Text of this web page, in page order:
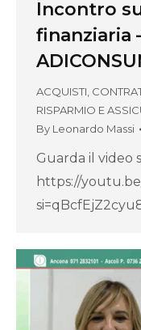
Incontro
finanziaria
ACQUISTI,
RISPARMIO E
By Leonardo Massi
Guarda il video
https://